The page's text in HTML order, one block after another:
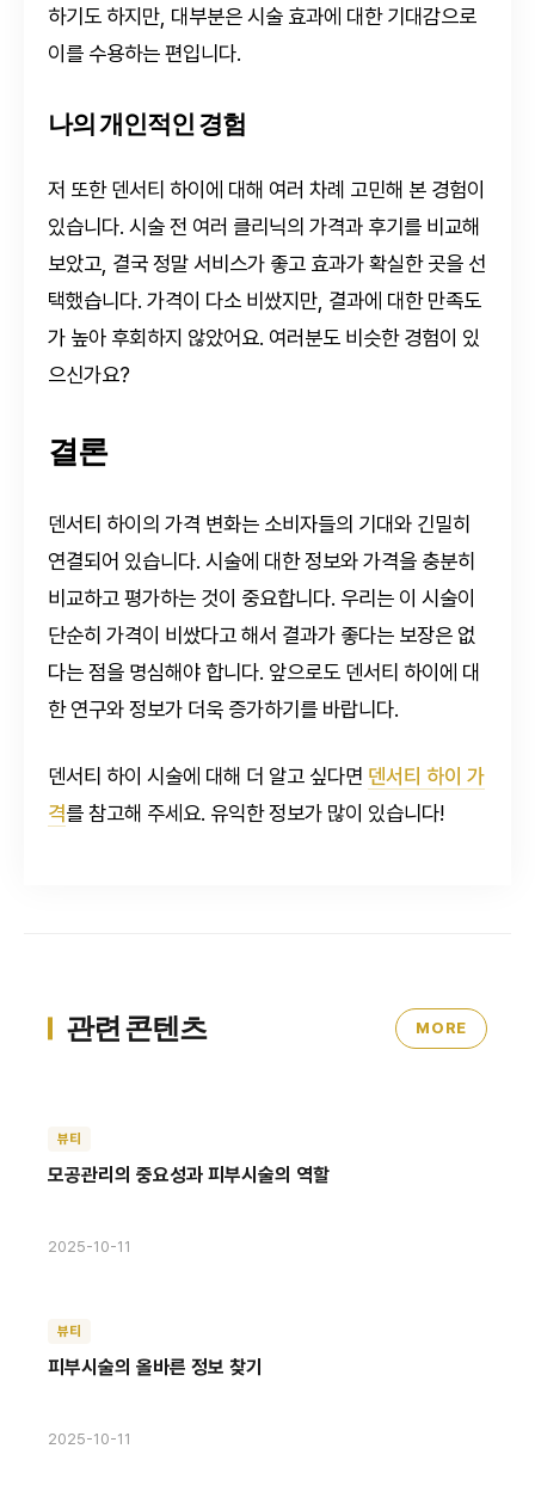
하기도 하지만, 대부분은 시술 효과에 대한 기대감으로
이를 수용하는 편입니다.
나의 개인적인 경험
저 또한 덴서티 하이에 대해 여러 차례 고민해 본 경험이
있습니다. 시술 전 여러 클리닉의 가격과 후기를 비교해
보았고, 결국 정말 서비스가 좋고 효과가 확실한 곳을 선
택했습니다. 가격이 다소 비쌌지만, 결과에 대한 만족도
가 높아 후회하지 않았어요. 여러분도 비슷한 경험이 있
으신가요?
결론
덴서티 하이의 가격 변화는 소비자들의 기대와 긴밀히
연결되어 있습니다. 시술에 대한 정보와 가격을 충분히
비교하고 평가하는 것이 중요합니다. 우리는 이 시술이
단순히 가격이 비쌌다고 해서 결과가 좋다는 보장은 없
다는 점을 명심해야 합니다. 앞으로도 덴서티 하이에 대
한 연구와 정보가 더욱 증가하기를 바랍니다.
덴서티 하이 시술에 대해 더 알고 싶다면 덴서티 하이 가
격를 참고해 주세요. 유익한 정보가 많이 있습니다!
관련 콘텐츠 MORE
뷰티
모공관리의 중요성과 피부시술의 역할
2025-10-11
뷰티
피부시술의 올바른 정보 찾기
2025-10-11